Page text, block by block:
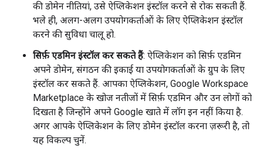
की डोमेन नीतियां, उसे ऐप्लिकेशन इंस्टॉल करने से रोक सकती हैं.
भले ही, अलग-अलग उपयोगकर्ताओं के लिए ऐप्लिकेशन इंस्टॉल
करने की सुविधा चालू हो.
सिर्फ़ एडमिन इंस्टॉल कर सकते हैं: ऐप्लिकेशन को सिर्फ़ एडमिन
अपने डोमेन, संगठन की इकाई या उपयोगकर्ताओं के ग्रुप के लिए
इंस्टॉल कर सकते हैं. आपका ऐप्लिकेशन, Google Workspace
Marketplace के खोज नतीजों में सिर्फ़ एडमिन और उन लोगों को
दिखता है जिन्होंने अपने Google खाते में लॉग इन नहीं किया है.
अगर आपके ऐप्लिकेशन के लिए डोमेन इंस्टॉल करना ज़रूरी है, तो
यह विकल्प चुनें.